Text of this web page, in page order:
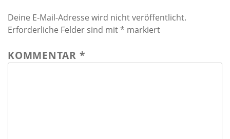
Deine E-Mail-Adresse wird nicht veröffentlicht.
Erforderliche Felder sind mit* markiert
KOMMENTAR *